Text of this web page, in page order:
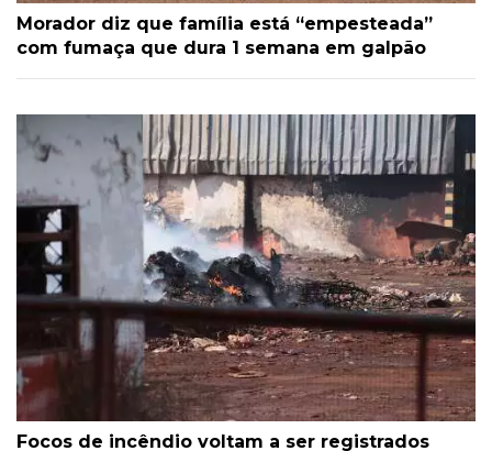
Morador diz que família está “empesteada”
com fumaça que dura 1 semana em galpão
Focos de incêndio voltam a ser registrados